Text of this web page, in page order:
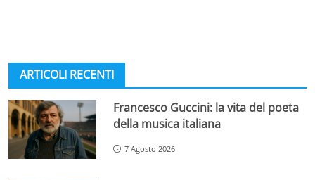
ARTICOLI RECENTI
Francesco Guccini: la vita del poeta
della musica italiana
7 Agosto 2026